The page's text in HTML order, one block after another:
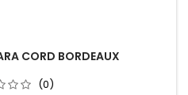
CORD BORDEAUX
(0)